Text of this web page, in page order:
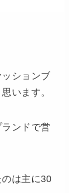
ションブ
います。
ンドで営
は主に30